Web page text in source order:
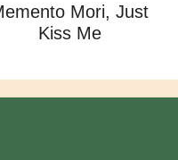
Mori, Just
Kiss Me